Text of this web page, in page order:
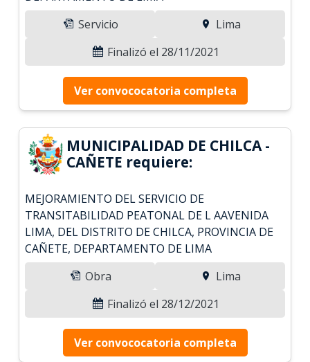
Servicio
Lima
Finalizó el 28/11/2021
Ver convococatoria completa
MUNICIPALIDAD DE CHILCA -
CAÑETE requiere:
MEJORAMIENTO DEL SERVICIO DE
TRANSITABILIDAD PEATONAL DE L AAVENIDA
LIMA, DEL DISTRITO DE CHILCA, PROVINCIA DE
CAÑETE, DEPARTAMENTO DE LIMA
Obra
Lima
Finalizó el 28/12/2021
Ver convococatoria completa